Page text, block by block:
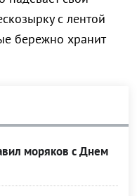
с лентой
бережно хранит
моряков с Днем